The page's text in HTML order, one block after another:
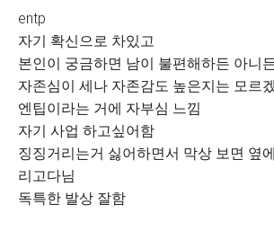
entp
자기 확신으로 차있고
본인이 궁금하면 남이 불편해하든 아니
자존심이 세나 자존감도 높은지는 모르
엔팁이라는 거에 자부심 느낌
자기 사업 하고싶어함
징징거리는거 싫어하면서 막상 보면 옆
리고다님
독특한 발상 잘함